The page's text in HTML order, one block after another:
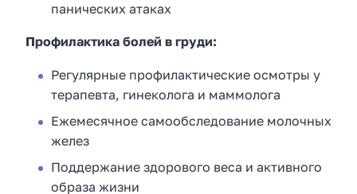
панических атаках
Профилактика болей в груди:
Регулярные профилактические осмотры у
терапевта, гинеколога и маммолога
Ежемесячное самообследование молочных
желез
Поддержание здорового веса и активного
образа жизни